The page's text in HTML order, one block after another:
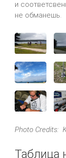
и
не обманешь.
Photo Credits:
Таблица